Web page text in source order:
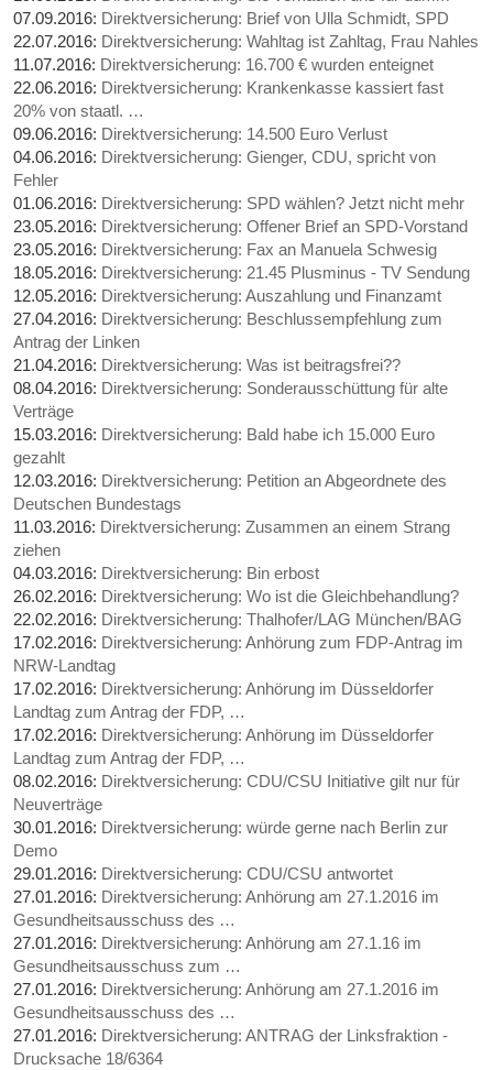
07.09.2016: Direktversicherung: Brief von Ulla Schmidt, SPD
22.07.2016: Direktversicherung: Wahltag ist Zahltag, Frau Nahles
11.07.2016: Direktversicherung: 16.700 € wurden enteignet
22.06.2016: Direktversicherung: Krankenkasse kassiert fast
20% von staatl. …
09.06.2016: Direktversicherung: 14.500 Euro Verlust
04.06.2016: Direktversicherung: Gienger, CDU, spricht von
Fehler
01.06.2016: Direktversicherung: SPD wählen? Jetzt nicht mehr
23.05.2016: Direktversicherung: Offener Brief an SPD-Vorstand
23.05.2016: Direktversicherung: Fax an Manuela Schwesig
18.05.2016: Direktversicherung: 21.45 Plusminus - TV Sendung
12.05.2016: Direktversicherung: Auszahlung und Finanzamt
27.04.2016: Direktversicherung: Beschlussempfehlung zum
Antrag der Linken
21.04.2016: Direktversicherung: Was ist beitragsfrei??
08.04.2016: Direktversicherung: Sonderausschüttung für alte
Verträge
15.03.2016: Direktversicherung: Bald habe ich 15.000 Euro
gezahlt
12.03.2016: Direktversicherung: Petition an Abgeordnete des
Deutschen Bundestags
11.03.2016: Direktversicherung: Zusammen an einem Strang
ziehen
04.03.2016: Direktversicherung: Bin erbost
26.02.2016: Direktversicherung: Wo ist die Gleichbehandlung?
22.02.2016: Direktversicherung: Thalhofer/LAG München/BAG
17.02.2016: Direktversicherung: Anhörung zum FDP-Antrag im
NRW-Landtag
17.02.2016: Direktversicherung: Anhörung im Düsseldorfer
Landtag zum Antrag der FDP, …
17.02.2016: Direktversicherung: Anhörung im Düsseldorfer
Landtag zum Antrag der FDP, …
08.02.2016: Direktversicherung: CDU/CSU Initiative gilt nur für
Neuverträge
30.01.2016: Direktversicherung: würde gerne nach Berlin zur
Demo
29.01.2016: Direktversicherung: CDU/CSU antwortet
27.01.2016: Direktversicherung: Anhörung am 27.1.2016 im
Gesundheitsausschuss des …
27.01.2016: Direktversicherung: Anhörung am 27.1.16 im
Gesundheitsausschuss zum …
27.01.2016: Direktversicherung: Anhörung am 27.1.2016 im
Gesundheitsausschuss des …
27.01.2016: Direktversicherung: ANTRAG der Linksfraktion -
Drucksache 18/6364